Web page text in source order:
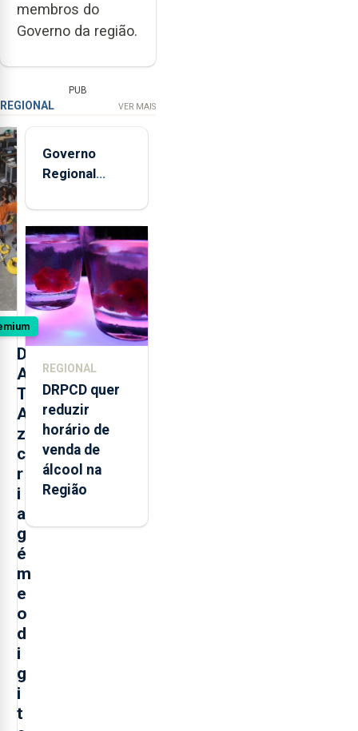
membros do
Governo da região.
PUB
REGIONAL VER MAIS
D
A
T
A
z
c
r
i
a
g
é
m
e
o
d
i
g
i
t
Governo
Regional
apartamentos
na freguesia
da Maia
REGIONAL
DRPCD quer
reduzir
horário de
venda de
álcool na
Região